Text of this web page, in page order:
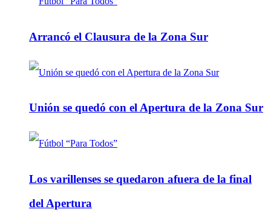
Arrancó el Clausura de la Zona Sur
Unión se quedó con el Apertura de la Zona Sur
Los varillenses se quedaron afuera de la final
del Apertura